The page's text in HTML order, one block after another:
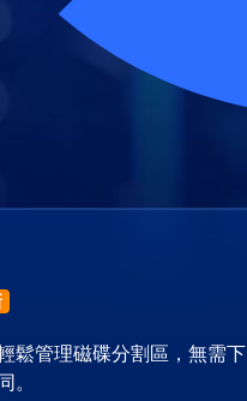
鬆管理磁碟分割區，無需下
。